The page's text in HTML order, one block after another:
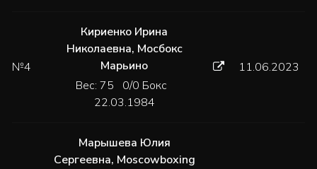
№4
Кириенко Ирина
Николаевна, Мосбокс
Марьино
Вес: 75 0/0 Бокс
22.03.1984
11.06.2023
Марышева Юлия
Сергеевна, Moscowboxing